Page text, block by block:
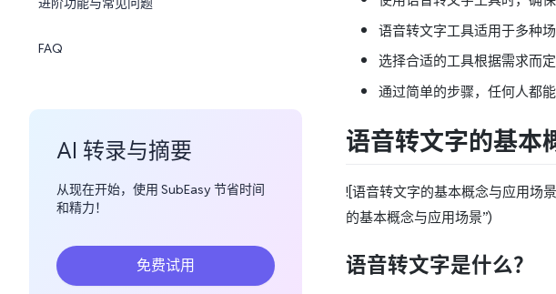
FAQ
AI 转录与摘要
从现在开始，使用 SubEasy 节省时间
和精力！
免费试用
语音转文字工具适用于多种
选择合适的工具根据需求而
通过简单的步骤，任何人都
语音转文字的基本
![语音转文字的基本概念与应用
的基本概念与应用场景”)
语音转文字是什么？